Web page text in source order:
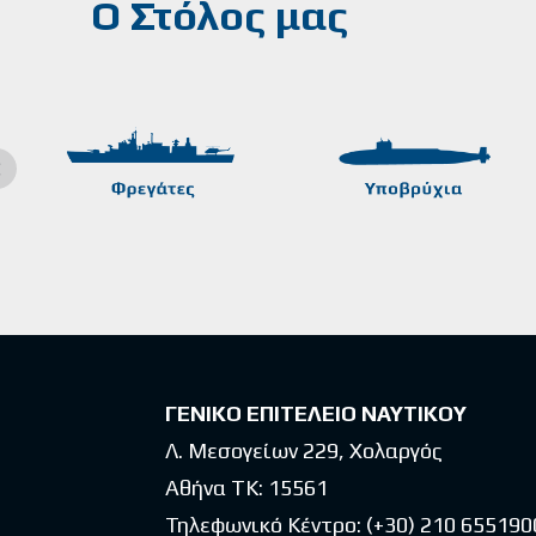
Ο Στόλος μας
ΓΕΝΙΚΟ ΕΠΙΤΕΛΕΙΟ ΝΑΥΤΙΚΟΥ
Λ. Μεσογείων 229, Χολαργός
Αθήνα ΤΚ: 15561
Τηλεφωνικό Κέντρο: (+30) 210